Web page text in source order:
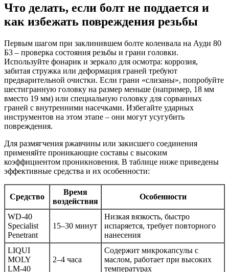
Что делать, если болт не поддается и
как избежать повреждения резьбы
Первым шагом при заклинившем болте коленвала на Ауди 80
Б3 – проверка состояния резьбы и грани головки.
Используйте фонарик и зеркало для осмотра: коррозия,
забитая стружка или деформация граней требуют
предварительной очистки. Если грани «слизаны», попробуйте
шестигранную головку на размер меньше (например, 18 мм
вместо 19 мм) или специальную головку для сорванных
граней с внутренними насечками. Избегайте ударных
инструментов на этом этапе – они могут усугубить
повреждения.
Для размягчения ржавчины или закисшего соединения
применяйте проникающие составы с высоким
коэффициентом проникновения. В таблице ниже приведены
эффективные средства и их особенности:
Средство
Время
воздействия
Особенности
WD-40
Specialist
Penetrant
15–30 минут
Низкая вязкость, быстро
испаряется, требует повторного
нанесения
LIQUI
MOLY
LM-40
2–4 часа
Содержит микрокапсулы с
маслом, работает при высоких
температурах